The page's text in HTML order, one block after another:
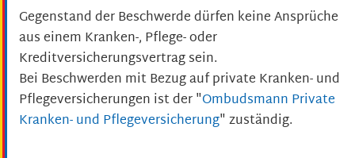
Gegenstand der Beschwerde dürfen keine Ansprüche
aus einem Kranken-, Pflege- oder
Kreditversicherungsvertrag sein.
Bei Beschwerden mit Bezug auf private Kranken- und
Pflegeversicherungen ist der "Ombudsmann Private
Kranken- und Pflegeversicherung" zuständig.